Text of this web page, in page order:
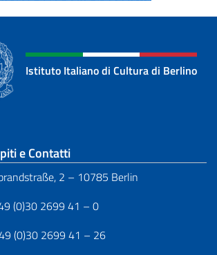
Istituto Italiano di Cultura di Berlino
footer
e Contatti
2 – 10785 Berlin
(0)30 2699 41 – 0
(0)30 2699 41 – 26